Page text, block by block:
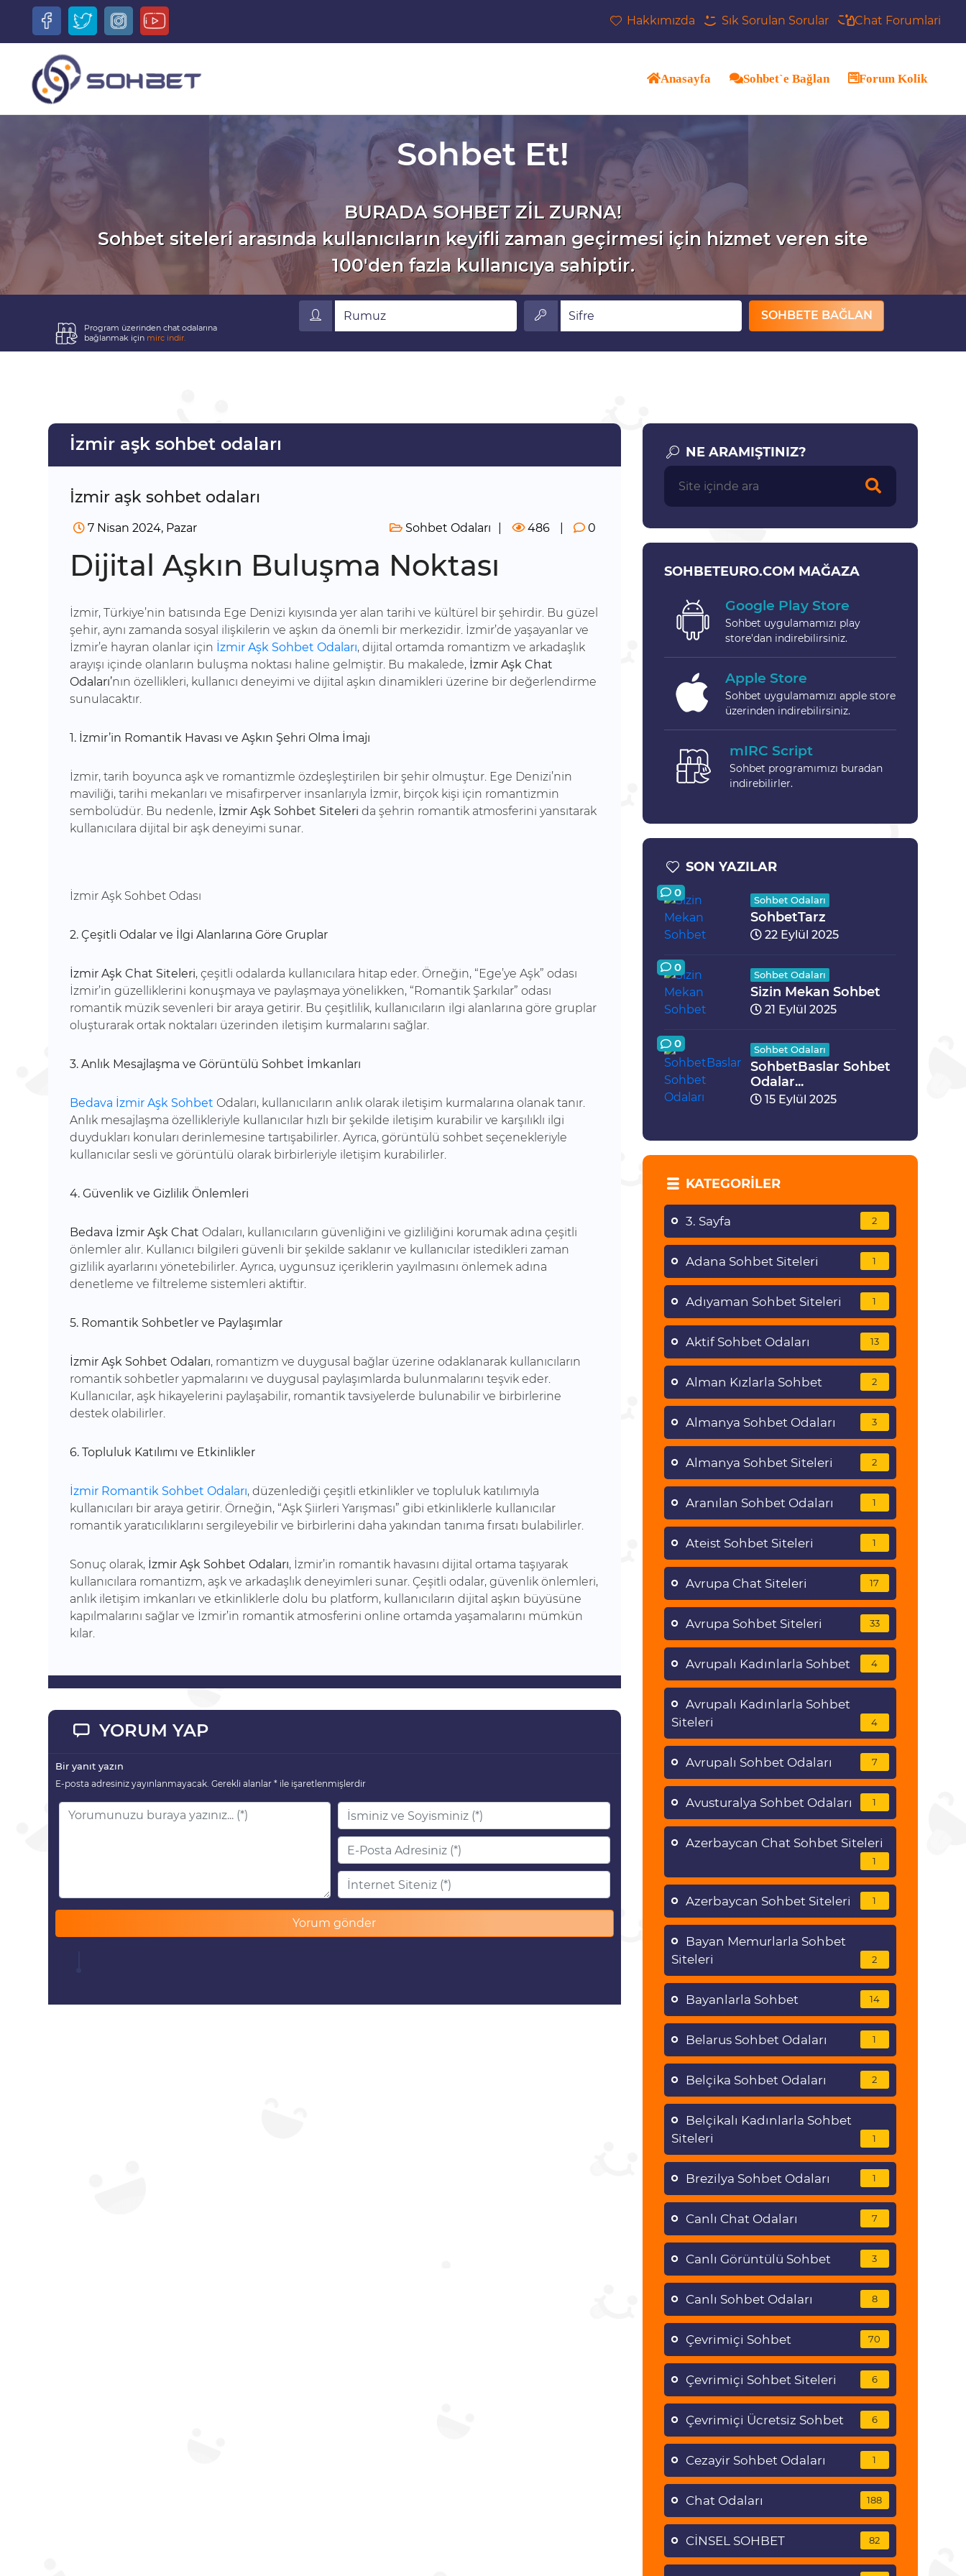
Hakkımızda Sık Sorulan Sorular Chat Forumlari
Anasayfa Sohbet`e Bağlan Forum Kolik
Sohbet Et!
BURADA SOHBET ZİL ZURNA!
Sohbet siteleri arasında kullanıcıların keyifli zaman geçirmesi için hizmet veren site
100'den fazla kullanıcıya sahiptir.
Program üzerinden chat odalarına
bağlanmak için mirc indir.
Rumuz Sifre
SOHBETE BAĞLAN
İzmir aşk sohbet odaları
İzmir aşk sohbet odaları
7 Nisan 2024, Pazar Sohbet Odaları 486 0
Dijital Aşkın Buluşma Noktası
İzmir, Türkiye’nin batısında Ege Denizi kıyısında yer alan tarihi ve kültürel bir şehirdir. Bu güzel
şehir, aynı zamanda sosyal ilişkilerin ve aşkın da önemli bir merkezidir. İzmir’de yaşayanlar ve
İzmir’e hayran olanlar için İzmir Aşk Sohbet Odaları, dijital ortamda romantizm ve arkadaşlık
arayışı içinde olanların buluşma noktası haline gelmiştir. Bu makalede, İzmir Aşk Chat
Odaları’nın özellikleri, kullanıcı deneyimi ve dijital aşkın dinamikleri üzerine bir değerlendirme
sunulacaktır.
1. İzmir’in Romantik Havası ve Aşkın Şehri Olma İmajı
İzmir, tarih boyunca aşk ve romantizmle özdeşleştirilen bir şehir olmuştur. Ege Denizi’nin
maviliği, tarihi mekanları ve misafirperver insanlarıyla İzmir, birçok kişi için romantizmin
sembolüdür. Bu nedenle, İzmir Aşk Sohbet Siteleri da şehrin romantik atmosferini yansıtarak
kullanıcılara dijital bir aşk deneyimi sunar.
İzmir Aşk Sohbet Odası
2. Çeşitli Odalar ve İlgi Alanlarına Göre Gruplar
İzmir Aşk Chat Siteleri, çeşitli odalarda kullanıcılara hitap eder. Örneğin, “Ege’ye Aşk” odası
İzmir’in güzelliklerini konuşmaya ve paylaşmaya yönelikken, “Romantik Şarkılar” odası
romantik müzik sevenleri bir araya getirir. Bu çeşitlilik, kullanıcıların ilgi alanlarına göre gruplar
oluşturarak ortak noktaları üzerinden iletişim kurmalarını sağlar.
3. Anlık Mesajlaşma ve Görüntülü Sohbet İmkanları
Bedava İzmir Aşk Sohbet Odaları, kullanıcıların anlık olarak iletişim kurmalarına olanak tanır.
Anlık mesajlaşma özellikleriyle kullanıcılar hızlı bir şekilde iletişim kurabilir ve karşılıklı ilgi
duydukları konuları derinlemesine tartışabilirler. Ayrıca, görüntülü sohbet seçenekleriyle
kullanıcılar sesli ve görüntülü olarak birbirleriyle iletişim kurabilirler.
4. Güvenlik ve Gizlilik Önlemleri
Bedava İzmir Aşk Chat Odaları, kullanıcıların güvenliğini ve gizliliğini korumak adına çeşitli
önlemler alır. Kullanıcı bilgileri güvenli bir şekilde saklanır ve kullanıcılar istedikleri zaman
gizlilik ayarlarını yönetebilirler. Ayrıca, uygunsuz içeriklerin yayılmasını önlemek adına
denetleme ve filtreleme sistemleri aktiftir.
5. Romantik Sohbetler ve Paylaşımlar
İzmir Aşk Sohbet Odaları, romantizm ve duygusal bağlar üzerine odaklanarak kullanıcıların
romantik sohbetler yapmalarını ve duygusal paylaşımlarda bulunmalarını teşvik eder.
Kullanıcılar, aşk hikayelerini paylaşabilir, romantik tavsiyelerde bulunabilir ve birbirlerine
destek olabilirler.
6. Topluluk Katılımı ve Etkinlikler
İzmir Romantik Sohbet Odaları, düzenlediği çeşitli etkinlikler ve topluluk katılımıyla
kullanıcıları bir araya getirir. Örneğin, “Aşk Şiirleri Yarışması” gibi etkinliklerle kullanıcılar
romantik yaratıcılıklarını sergileyebilir ve birbirlerini daha yakından tanıma fırsatı bulabilirler.
Sonuç olarak, İzmir Aşk Sohbet Odaları, İzmir’in romantik havasını dijital ortama taşıyarak
kullanıcılara romantizm, aşk ve arkadaşlık deneyimleri sunar. Çeşitli odalar, güvenlik önlemleri,
anlık iletişim imkanları ve etkinliklerle dolu bu platform, kullanıcıların dijital aşkın büyüsüne
kapılmalarını sağlar ve İzmir’in romantik atmosferini online ortamda yaşamalarını mümkün
kılar.
YORUM YAP
Bir yanıt yazın
E-posta adresiniz yayınlanmayacak. Gerekli alanlar * ile işaretlenmişlerdir
NE ARAMIŞTINIZ?
SOHBETEURO.COM MAĞAZA
Google Play Store
Sohbet uygulamamızı play
store'dan indirebilirsiniz.
Apple Store
Sohbet uygulamamızı apple store
üzerinden indirebilirsiniz.
mIRC Script
Sohbet programımızı buradan
indirebilirler.
SON YAZILAR
0
Sohbet Odaları
SohbetTarz
22 Eylül 2025
0
Sohbet Odaları
Sizin Mekan Sohbet
21 Eylül 2025
0 Sohbet Odaları
SohbetBaslar Sohbet
Odalar...
15 Eylül 2025
KATEGORILER
3. Sayfa 2
Adana Sohbet Siteleri 1
Adıyaman Sohbet Siteleri 1
Aktif Sohbet Odaları 13
Alman Kızlarla Sohbet 2
Almanya Sohbet Odaları 3
Almanya Sohbet Siteleri 2
Aranılan Sohbet Odaları 1
Ateist Sohbet Siteleri 1
Avrupa Chat Siteleri 17
Avrupa Sohbet Siteleri 33
Avrupalı Kadınlarla Sohbet 4
Avrupalı Kadınlarla Sohbet
Siteleri
4
Avrupalı Sohbet Odaları 7
Avusturalya Sohbet Odaları 1
Azerbaycan Chat Sohbet Siteleri
1
Azerbaycan Sohbet Siteleri 1
Bayan Memurlarla Sohbet
Siteleri
2
Bayanlarla Sohbet 14
Belarus Sohbet Odaları 1
Belçika Sohbet Odaları 2
Belçikalı Kadınlarla Sohbet
Siteleri
1
Brezilya Sohbet Odaları 1
Canlı Chat Odaları 7
Canlı Görüntülü Sohbet 3
Canlı Sohbet Odaları 8
Çevrimiçi Sohbet 70
Çevrimiçi Sohbet Siteleri 6
Çevrimiçi Ücretsiz Sohbet 6
Cezayir Sohbet Odaları 1
Chat Odaları 188
CİNSEL SOHBET 82